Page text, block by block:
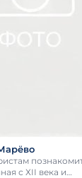
с ХII века и…